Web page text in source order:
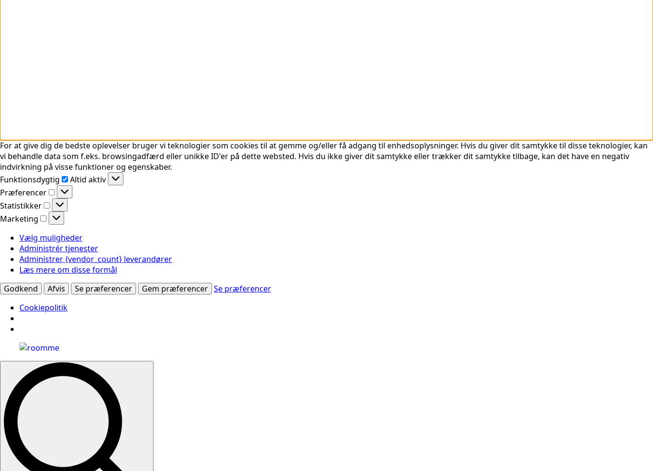
For at give dig de bedste oplevelser bruger vi teknologier som cookies til at gemme og/eller få adgang til enhedsoplysninger. Hvis du giver dit samtykke til disse teknologier, kan
vi behandle data som f.eks. browsingadfærd eller unikke ID'er på dette websted. Hvis du ikke giver dit samtykke eller trækker dit samtykke tilbage, kan det have en negativ
indvirkning på visse funktioner og egenskaber.
Funktionsdygtig
Funktionsdygtig
Altid aktiv
Præferencer
Præferencer
Statistikker
Statistikker
Marketing
Marketing
Vælg muligheder
Administrér tjenester
Administrer {vendor_count} leverandører
Læs mere om disse formål
Godkend
Afvis Se præferencer Gem præferencer Se præferencer
Cookiepolitik